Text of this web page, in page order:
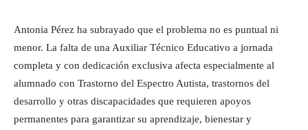
Antonia Pérez ha subrayado que el problema no es puntual ni
menor. La falta de una Auxiliar Técnico Educativo a jornada
completa y con dedicación exclusiva afecta especialmente al
alumnado con Trastorno del Espectro Autista, trastornos del
desarrollo y otras discapacidades que requieren apoyos
permanentes para garantizar su aprendizaje, bienestar y